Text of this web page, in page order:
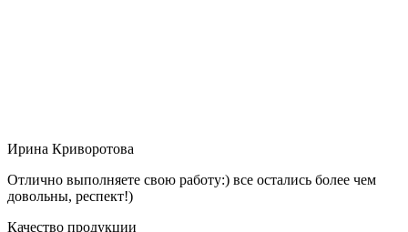
Ирина Криворотова
Отлично выполняете свою работу:) все остались более чем
довольны, респект!)
Качество продукции